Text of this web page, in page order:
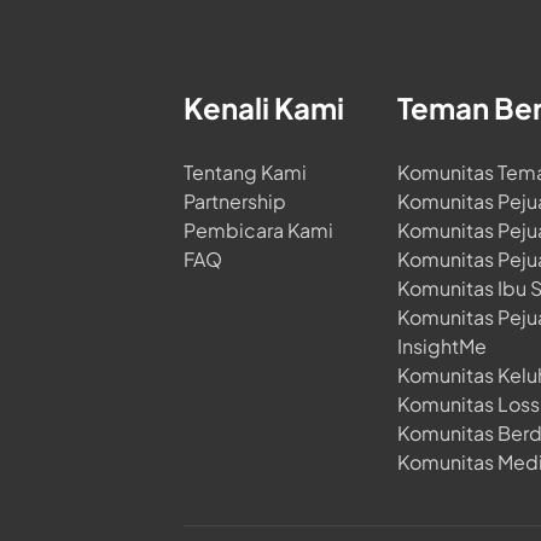
Kenali Kami
Tentang Kami
Partnership
Pembicara Kami
FAQ
Teman
Komunitas
Komunitas
Komunitas
Komunitas
Komunitas Ibu
Komunitas
InsightMe
Komunitas
Komunitas
Komunitas
Komunitas